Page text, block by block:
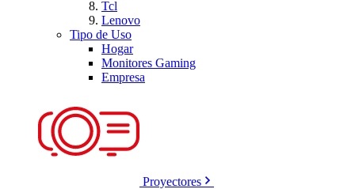
Tcl
Lenovo
Tipo de Uso
Hogar
Monitores Gaming
Empresa
Proyectores